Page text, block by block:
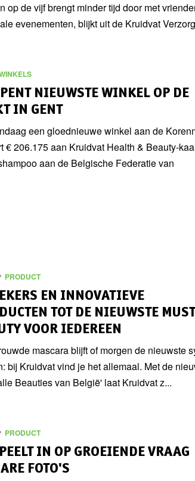
op de vijf brengt minder tijd door met
evenementen, blijkt uit de Kruidvat
NIEUWSTE WINKEL OP DE
IN GENT
een gloednieuwe winkel aan de
€ 206.175 aan Kruidvat Health & Beauty-
aan de Belgische Federatie van
PRODUCT
EN INNOVATIEVE
TOT DE NIEUWSTE
VOOR IEDEREEN
mascara blijft of morgen de nieuwste
bij Kruidvat vind je het allemaal. Met de
Beauties van België' ​laat Kruidvat z...
PRODUCT
IN OP GROEIENDE VRAAG
FOTO'S